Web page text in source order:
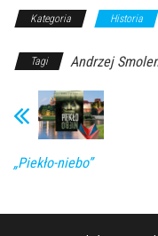
Kategoria Historia
Tagi Andrzej
„Piekło-niebo”